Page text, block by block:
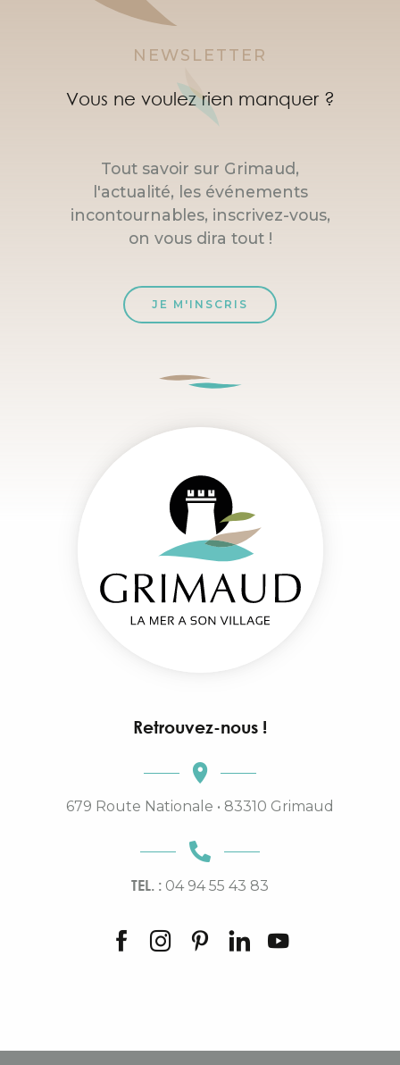
NEWSLETTER
Vous ne voulez rien manquer ?
Tout savoir sur Grimaud,
l'actualité, les événements
incontournables, inscrivez-vous,
on vous dira tout !
JE M'INSCRIS
Retrouvez-nous !
679 Route Nationale • 83310 Grimaud
TEL. : 04 94 55 43 83